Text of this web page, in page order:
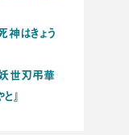
はきょう
世刃弔華
』